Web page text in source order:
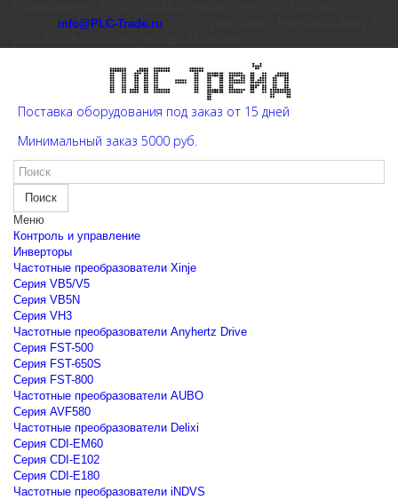
info@PLC-Trade.ru
Поставка оборудования под заказ от 15 дней
Минимальный заказ 5000 руб.
Поиск
Меню
Контроль и управление
Инверторы
Частотные преобразователи Xinje
Cерия VB5/V5
Cерия VB5N
Cерия VH3
Частотные преобразователи Anyhertz Drive
Серия FST-500
Серия FST-650S
Серия FST-800
Частотные преобразователи AUBO
Серия AVF580
Частотные преобразователи Delixi
Серия CDI-EM60
Серия CDI-E102
Серия CDI-E180
Частотные преобразователи iNDVS